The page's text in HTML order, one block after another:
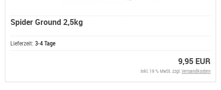
Spider Ground 2,5kg
Lieferzeit: 3-4 Tage
9,95 EUR
inkl. 19 % MwSt. zzgl.Versandkosten